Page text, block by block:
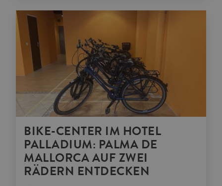
BIKE-CENTER IM HOTEL
PALLADIUM: PALMA DE
MALLORCA AUF ZWEI
RÄDERN ENTDECKEN